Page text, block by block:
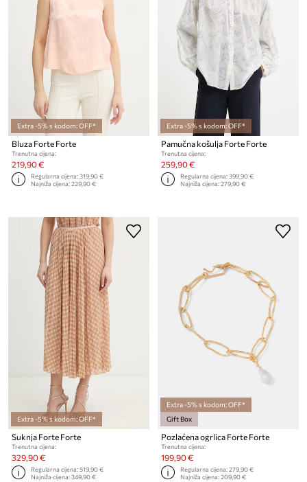
Extra -5% s kodom: OFF*
Bluza Forte Forte
Trenutna cijena:
219,90 €
Regularna cijena:319,90 €
Najniža cijena:229,90 €
Extra -5% s kodom: OFF*
Pamučna košulja Forte Forte
Trenutna cijena:
259,90 €
Regularna cijena:399,90 €
Najniža cijena:279,90 €
Extra -5% s kodom: OFF*
Suknja Forte Forte
Trenutna cijena:
329,90 €
Regularna cijena:519,90 €
Najniža cijena:349,90 €
Extra -5% s kodom: OFF*
Gift Box
Pozlaćena ogrlica Forte Forte
Trenutna cijena:
199,90 €
Regularna cijena:279,90 €
Najniža cijena:209,90 €